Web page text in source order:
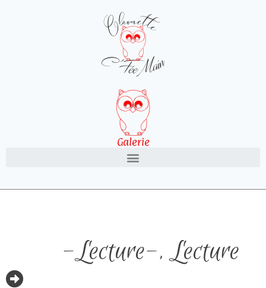
Galerie
-Lecture-,Lecture